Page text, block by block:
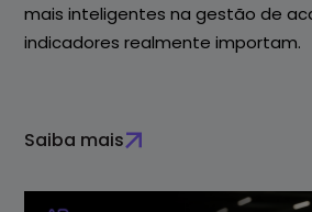
mais inteligentes na gestão de
indicadores realmente importam.
Saiba mais